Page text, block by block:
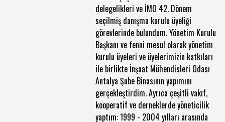
delegelikleri ve İMO 42. Dönem
seçilmiş danışma kurulu üyeliği
görevlerinde bulundum. Yönetim Kurulu
Başkanı ve fenni mesul olarak yönetim
kurulu üyeleri ve üyelerimizin katkıları
ile birlikte İnşaat Mühendisleri Odası
Antalya Şube Binasının yapımını
gerçekleştirdim. Ayrıca çeşitli vakıf,
kooperatif ve derneklerde yöneticilik
yaptım: 1999 - 2004 yılları arasında